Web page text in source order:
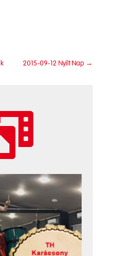
2015-09-12 Nyílt Nap →